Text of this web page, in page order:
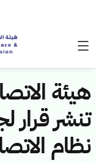
هيئة
تنشر قرار
نظام